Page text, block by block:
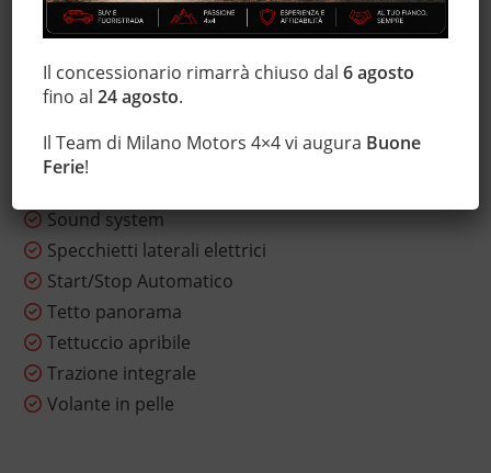
Luci diurne
Marmitta catalitica
Monitoraggio pressione pneumatici
Servosterzo
Sound system
Specchietti laterali elettrici
Start/Stop Automatico
Tetto panorama
Tettuccio apribile
Trazione integrale
Volante in pelle
Il concessionario rimarrà chiuso dal6 agosto
fino al24 agosto.
Il Team di Milano Motors 4×4 vi augura Buone
Ferie!